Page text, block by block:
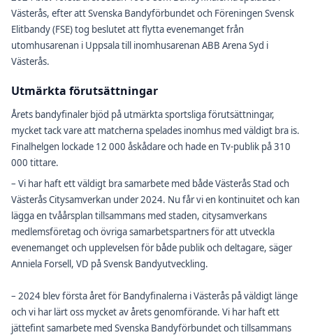
Västerås, efter att Svenska Bandyförbundet och Föreningen Svensk
Elitbandy (FSE) tog beslutet att flytta evenemanget från
utomhusarenan i Uppsala till inomhusarenan ABB Arena Syd i
Västerås.
Utmärkta förutsättningar
Årets bandyfinaler bjöd på utmärkta sportsliga förutsättningar,
mycket tack vare att matcherna spelades inomhus med väldigt bra is.
Finalhelgen lockade 12 000 åskådare och hade en Tv-publik på 310
000 tittare.
– Vi har haft ett väldigt bra samarbete med både Västerås Stad och
Västerås Citysamverkan under 2024. Nu får vi en kontinuitet och kan
lägga en tvåårsplan tillsammans med staden, citysamverkans
medlemsföretag och övriga samarbetspartners för att utveckla
evenemanget och upplevelsen för både publik och deltagare, säger
Anniela Forsell, VD på Svensk Bandyutveckling.
– 2024 blev första året för Bandyfinalerna i Västerås på väldigt länge
och vi har lärt oss mycket av årets genomförande. Vi har haft ett
jättefint samarbete med Svenska Bandyförbundet och tillsammans